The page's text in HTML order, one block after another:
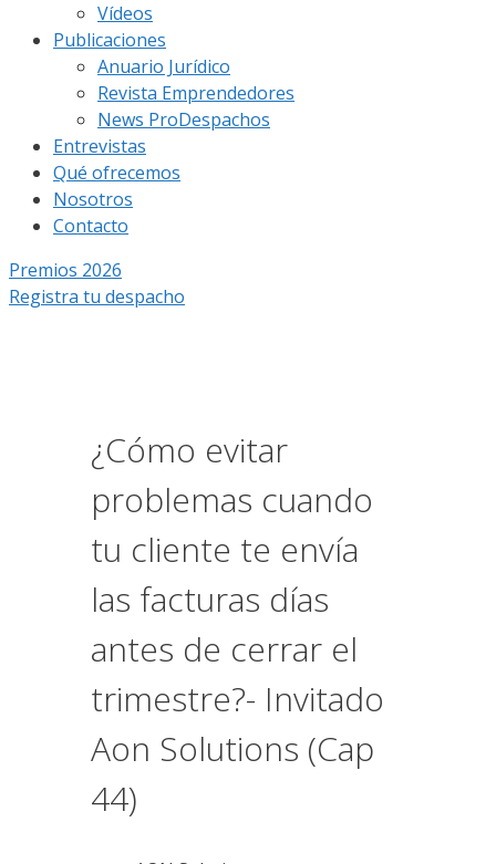
Vídeos
Publicaciones
Anuario Jurídico
Revista Emprendedores
News ProDespachos
Entrevistas
Qué ofrecemos
Nosotros
Contacto
Premios 2026
Registra tu despacho
¿Cómo evitar
problemas cuando
tu cliente te envía
las facturas días
antes de cerrar el
trimestre?- Invitado
Aon Solutions (Cap
44)